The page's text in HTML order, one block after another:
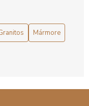
qual a melhor
Mármore